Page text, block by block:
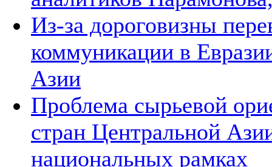
Из-за дороговизны
коммуникации в
Азии
Проблема сырьевой
стран Центральной
национальных рамках